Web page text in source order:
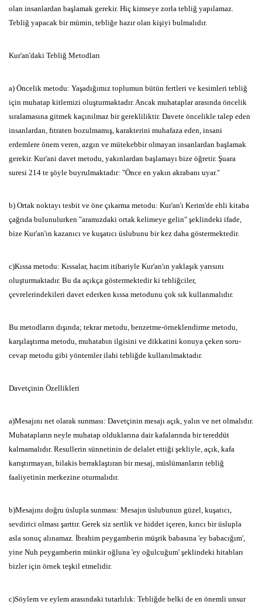
olan insanlardan başlamak gerekir. Hiç kimseye zorla tebliğ yapılamaz.
Tebliğ yapacak bir mümin, tebliğe hazır olan kişiyi bulmalıdır.
Kur'an'daki Tebliğ Metodları
a) Öncelik metodu: Yaşadığımız toplumun bütün fertleri ve kesimleri tebliğ
için muhatap kitlemizi oluşturmaktadır.Ancak muhataplar arasında öncelik
sıralamasına gitmek kaçınılmaz bir gerekliliktir. Davete öncelikle talep eden
insanlardan, fıtraten bozulmamış, karakterini muhafaza eden, insani
erdemlere önem veren, azgın ve mütekebbir olmayan insanlardan başlamak
gerekir. Kur'ani davet metodu, yakınlardan başlamayı bize öğretir. Şuara
suresi 214 te şöyle buyrulmaktadır: "Önce en yakın akrabanı uyar."
b) Ortak noktayı tesbit ve öne çıkarma metodu: Kur'an'ı Kerim'de ehli kitaba
çağrıda bulunulurken "aramızdaki ortak kelimeye gelin" şeklindeki ifade,
bize Kur'an'ın kazanıcı ve kuşatıcı üslubunu bir kez daha göstermektedir.
c)Kıssa metodu: Kıssalar, hacim itibariyle Kur'an'ın yaklaşık yarısını
oluşturmaktadır. Bu da açıkça göstermektedir ki tebliğciler,
çevrelerindekileri davet ederken kıssa metodunu çok sık kullanmalıdır.
Bu metodların dışında; tekrar metodu, benzetme-örneklendirme metodu,
karşılaştırma metodu, muhatabın ilgisini ve dikkatini konuya çeken soru-
cevap metodu gibi yöntemler ilahi tebliğde kullanılmaktadır.
Davetçinin Özellikleri
a)Mesajını net olarak sunması: Davetçinin mesajı açık, yalın ve net olmalıdır.
Muhatapların neyle muhatap olduklarına dair kafalarında bir tereddüt
kalmamalıdır. Resullerin sünnetinin de delalet ettiği şekliyle, açık, kafa
karıştırmayan, bilakis berraklaştıran bir mesaj, müslümanların tebliğ
faaliyetinin merkezine oturmalıdır.
b)Mesajını doğru üslupla sunması: Mesajın üslubunun güzel, kuşatıcı,
sevdirici olması şarttır. Gerek siz sertlik ve hiddet içeren, kırıcı bir üslupla
asla sonuç alınamaz. İbrahim peygamberin müşrik babasına 'ey babacığım',
yine Nuh peygamberin münkir oğluna 'ey oğulcuğum' şeklindeki hitabları
bizler için örnek teşkil etmelidir.
c)Söylem ve eylem arasındaki tutarlılık: Tebliğde belki de en önemli unsur